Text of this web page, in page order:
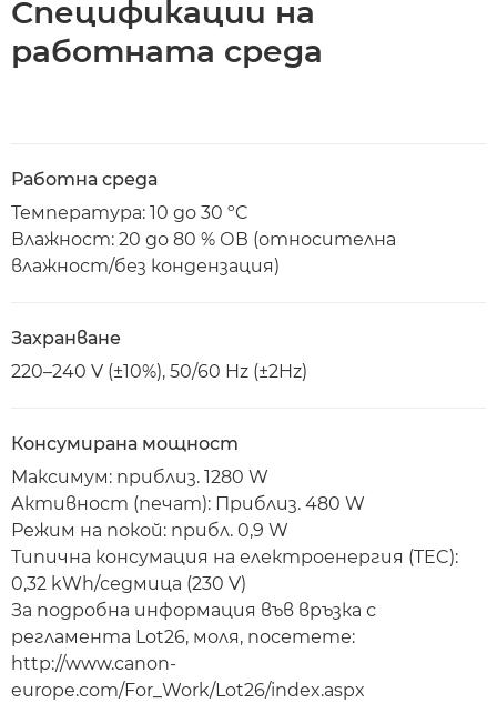
Спецификации на
работната среда
Работна среда
Температура: 10 до 30 ºC
Влажност: 20 до 80 % ОВ (относителна
влажност/без кондензация)
Захранване
220–240 V (±10%), 50/60 Hz (±2Hz)
Консумирана мощност
Максимум: приблиз. 1280 W
Активност (печат): Приблиз. 480 W
Режим на покой: прибл. 0,9 W
Типична консумация на електроенергия (TEC):
0,32 kWh/седмица (230 V)
За подробна информация във връзка с
регламента Lot26, моля, посетете:
http://www.canon-
europe.com/For_Work/Lot26/index.aspx